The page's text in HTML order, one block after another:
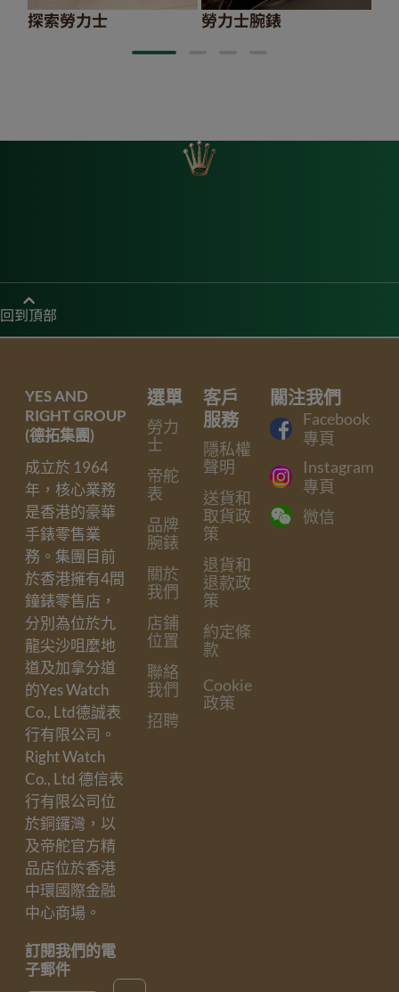
探索勞力士 勞力士腕錶
回到頂部
選單
勞力
士
帝舵
表
品牌
腕錶
關於
我們
店鋪
位置
聯絡
我們
招聘
客戶
服務
隱私權
聲明
送貨和
取貨政
策
退貨和
退款政
策
約定條
款
Cookie
政策
關注我們
Facebook
專頁
Instagram
專頁
微信
YES AND
RIGHT GROUP
(德拓集團)
成立於 1964
年，核心業務
是香港的豪華
手錶零售業
務。集團目前
於香港擁有4間
鐘錶零售店，
分別為位於九
龍尖沙咀麼地
道及加拿分道
的Yes Watch
Co., Ltd德誠表
行有限公司。
Right Watch
Co., Ltd 德信表
行有限公司位
於銅鑼灣，以
及帝舵官方精
品店位於香港
中環國際金融
中心商場。
訂閱我們的電
子郵件